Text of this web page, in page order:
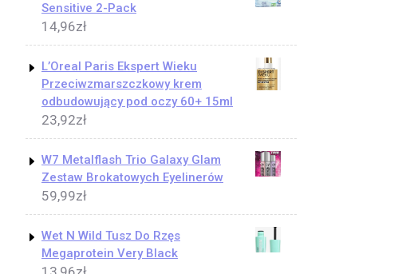
Sensitive 2-Pack
14,96zł
L’Oreal Paris Ekspert Wieku
Przeciwzmarszczkowy krem
odbudowujący pod oczy 60+ 15ml
23,92zł
W7 Metalflash Trio Galaxy Glam
Zestaw Brokatowych Eyelinerów
59,99zł
Wet N Wild Tusz Do Rzęs
Megaprotein Very Black